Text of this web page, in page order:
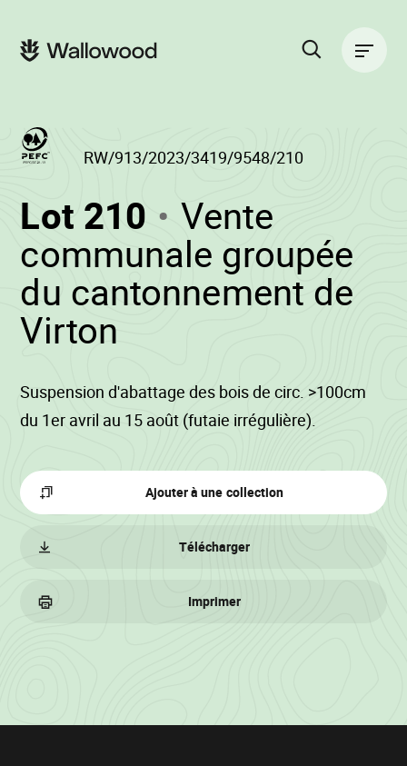
contenu
navigation
principale
Lot 210 (RW/913/
-
Vente
communale groupée
du cantonnement de
Virton
RW/913/2023/3419/9548/210
Suspension d'abattage des bois de circ. >100cm
du 1er avril au 15 août (futaie irrégulière).
Ajouter à une collection
Télécharger
Imprimer
Informations
principale